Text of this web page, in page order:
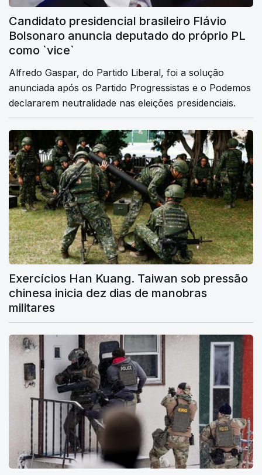
Candidato presidencial brasileiro Flávio
Bolsonaro anuncia deputado do próprio PL
como `vice`
Alfredo Gaspar, do Partido Liberal, foi a solução
anunciada após os Partido Progressistas e o Podemos
declararem neutralidade nas eleições presidenciais.
Exercícios Han Kuang. Taiwan sob pressão
chinesa inicia dez dias de manobras
militares